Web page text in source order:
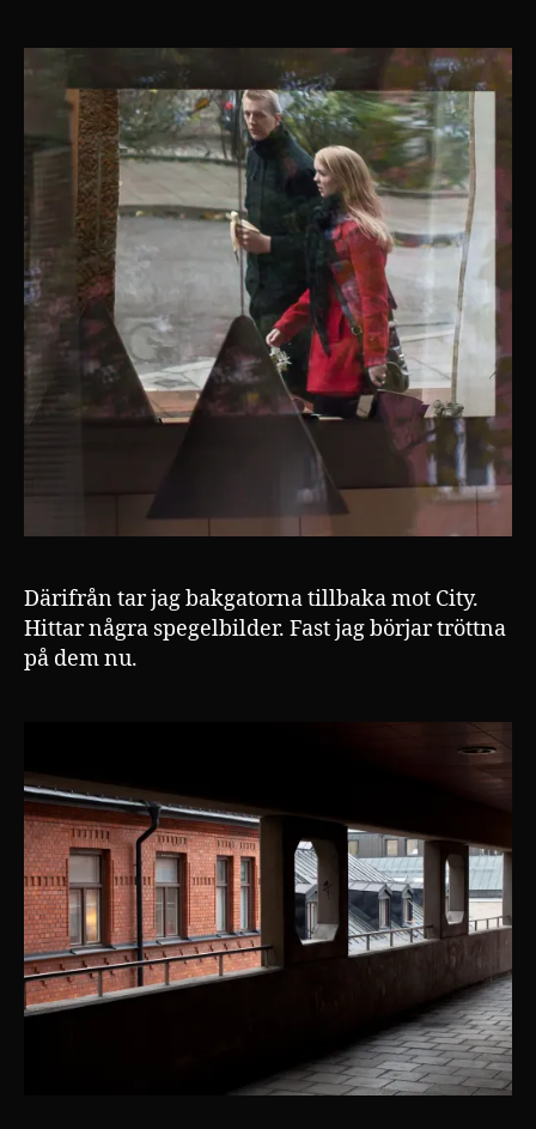
Därifrån tar jag bakgatorna tillbaka mot City.
Hittar några spegelbilder. Fast jag börjar tröttna
på dem nu.